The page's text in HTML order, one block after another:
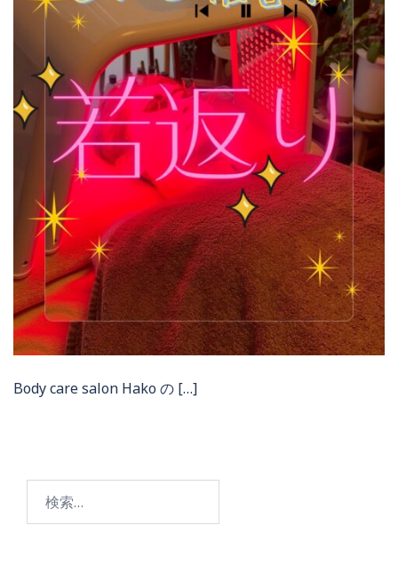
Body care salon Hako の […]